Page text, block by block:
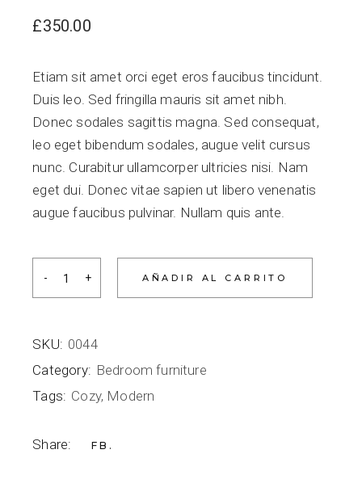
£350.00
Etiam sit amet orci eget eros faucibus tincidunt.
Duis leo. Sed fringilla mauris sit amet nibh.
Donec sodales sagittis magna. Sed consequat,
leo eget bibendum sodales, augue velit cursus
nunc. Curabitur ullamcorper ultricies nisi. Nam
eget dui. Donec vitae sapien ut libero venenatis
augue faucibus pulvinar. Nullam quis ante.
AÑADIR AL CARRITO
SKU: 0044
Category: Bedroom furniture
Tags: Cozy, Modern
Share: FB